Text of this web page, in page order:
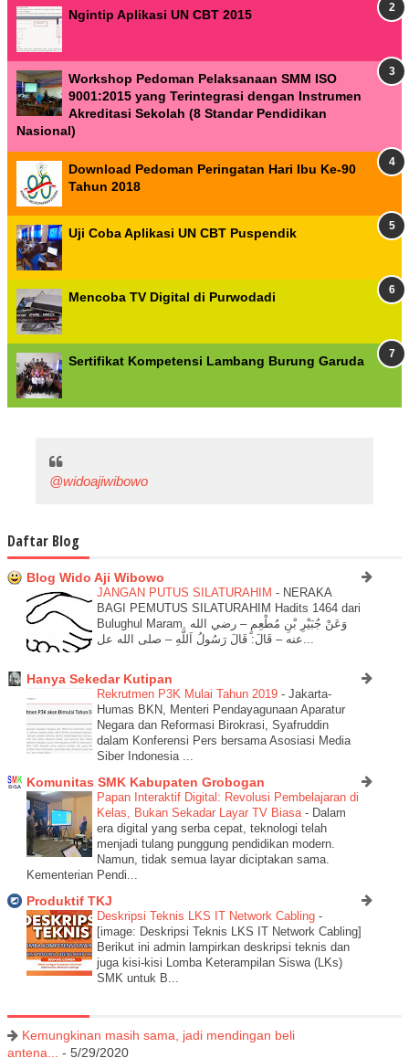
Ngintip Aplikasi UN CBT 2015
Workshop Pedoman Pelaksanaan SMM ISO
9001:2015 yang Terintegrasi dengan Instrumen
Akreditasi Sekolah (8 Standar Pendidikan
Nasional)
Download Pedoman Peringatan Hari Ibu Ke-90
Tahun 2018
Uji Coba Aplikasi UN CBT Puspendik
Mencoba TV Digital di Purwodadi
Sertifikat Kompetensi Lambang Burung Garuda
@widoajiwibowo
Daftar Blog
Blog Wido Aji Wibowo
JANGAN PUTUS SILATURAHIM - NERAKA
BAGI PEMUTUS SILATURAHIM Hadits 1464 dari
Bulughul Maram. وَعَنْ جُبَيْرِ بْنِ مُطْعِمٍ – رضي الله
عنه – قَالَ: قَالَ رَسُولُ اَللَّهِ – صلى الله عل...
Hanya Sekedar Kutipan
Rekrutmen P3K Mulai Tahun 2019 - Jakarta-
Humas BKN, Menteri Pendayagunaan Aparatur
Negara dan Reformasi Birokrasi, Syafruddin
dalam Konferensi Pers bersama Asosiasi Media
Siber Indonesia ...
Komunitas SMK Kabupaten Grobogan
Papan Interaktif Digital: Revolusi Pembelajaran di
Kelas, Bukan Sekadar Layar TV Biasa - Dalam
era digital yang serba cepat, teknologi telah
menjadi tulang punggung pendidikan modern.
Namun, tidak semua layar diciptakan sama.
Kementerian Pendi...
Produktif TKJ
Deskripsi Teknis LKS IT Network Cabling -
[image: Deskripsi Teknis LKS IT Network Cabling]
Berikut ini admin lampirkan deskripsi teknis dan
juga kisi-kisi Lomba Keterampilan Siswa (LKs)
SMK untuk B...
Kemungkinan masih sama, jadi mendingan beli
antena...
- 5/29/2020